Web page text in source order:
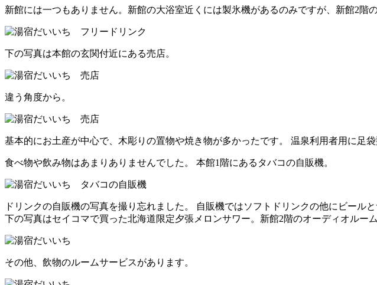
新館には一つもありません。新館の大浴室近くには製氷機があるのみですが、新館2階
下の写真は本館の玄関付近にある売店。
違う角度から。
基本的にお土産が中心で、木彫りの置物や焼き物が多かったです。 温泉利用者用に足
食べ物や飲み物はあまりありませんでした。 本館1階にあるタバコの自販機。
ドリンクの自販機の写真を撮り忘れました。 自販機ではソフトドリンクの他にビール
下の写真はセイコマで買った北海道限定夕張メロンサワー。新館2階のオーディオルー
その他、飲物のルームサービスがあります。